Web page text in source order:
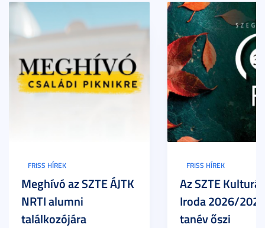
FRISS HÍREK
Meghívó az SZTE ÁJTK
NRTI alumni
találkozójára
FRISS HÍREK
Az SZTE
Iroda 2026/
tanév őszi